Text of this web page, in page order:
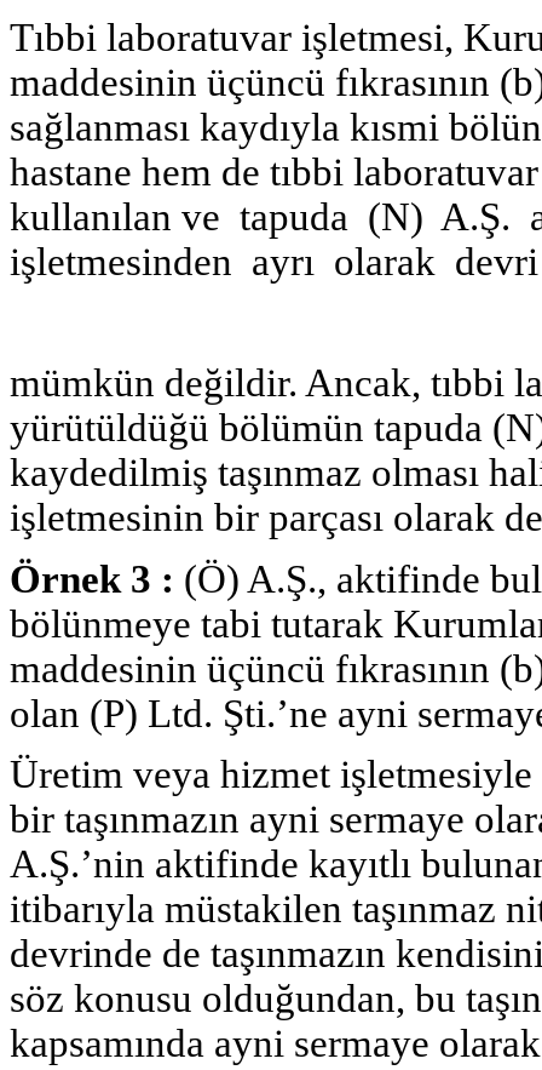
Tıbbi laboratuvar işletmesi,
maddesinin üçüncü fıkrasının
sağlanması kaydıyla kısmi
hastane hem de tıbbi
kullanılan ve tapuda (N) A.Ş.
işletmesinden ayrı olarak
mümkün değildir. Ancak, tıbbi
yürütüldüğü bölümün tapuda
kaydedilmiş taşınmaz olması
işletmesinin bir parçası olarak
Örnek 3 : (Ö) A.Ş., aktifinde
bölünmeye tabi tutarak
maddesinin üçüncü fıkrasının
olan (P) Ltd. Şti.’ne ayni
Üretim veya hizmet
bir taşınmazın ayni sermaye
A.Ş.’nin aktifinde kayıtlı
itibarıyla müstakilen taşınmaz
devrinde de taşınmazın
söz konusu olduğundan, bu
kapsamında ayni sermaye